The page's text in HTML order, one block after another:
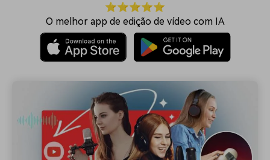
⭐⭐⭐⭐⭐
O melhor app de edição de vídeo com IA